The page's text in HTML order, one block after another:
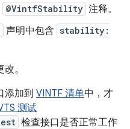
@VintfStability 注释。
声明中包含 stability:
。
添加到 VINTF 清单中，才
测试
检查接口是否正常工作